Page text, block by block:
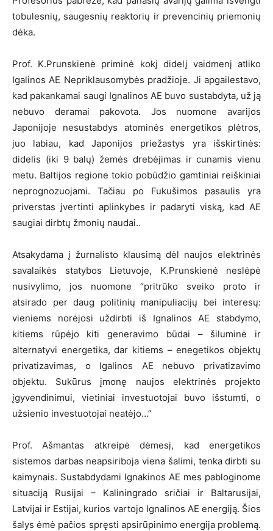
tobulesnių, saugesnių reaktorių ir prevencinių priemonių
dėka.
Prof. K.Prunskienė priminė kokį didelį vaidmenį atliko
Igalinos AE Nepriklausomybės pradžioje. Ji apgailestavo,
kad pakankamai saugi Ignalinos AE buvo sustabdyta, už ją
nebuvo deramai pakovota. Jos nuomone avarijos
Japonijoje nesustabdys atominės energetikos plėtros,
juo labiau, kad Japonijos priežastys yra išskirtinės:
didelis (iki 9 balų) žemės drebėjimas ir cunamis vienu
metu. Baltijos regione tokio pobūdžio gamtiniai reiškiniai
neprognozuojami. Tačiau po Fukušimos pasaulis yra
priverstas įvertinti aplinkybes ir padaryti viską, kad AE
saugiai dirbtų žmonių naudai..
Atsakydama į žurnalisto klausimą dėl naujos elektrinės
savalaikės statybos Lietuvoje, K.Prunskienė neslėpė
nusivylimo, jos nuomone “pritrūko sveiko proto ir
atsirado per daug politinių manipuliacijų bei interesų:
vieniems norėjosi uždirbti iš Ignalinos AE stabdymo,
kitiems rūpėjo kiti generavimo būdai – šiluminė ir
alternatyvi energetika, dar kitiems – enegetikos objektų
privatizavimas, o Igalinos AE nebuvo privatizavimo
objektu. Sukūrus įmonę naujos elektrinės projekto
įgyvendinimui, vietiniai investuotojai buvo išstumti, o
užsienio investuotojai neatėjo…”
Prof. Ašmantas atkreipė dėmesį, kad energetikos
sistemos darbas neapsiriboja viena šalimi, tenka dirbti su
kaimynais. Sustabdydami Ignakinos AE mes pabloginome
situaciją Rusijai – Kaliningrado sričiai ir Baltarusijai,
Latvijai ir Estijai, kurios vartojo Ignalinos AE energiją. Šios
šalys ėmė pačios spręsti apsirūpinimo energija problemą.